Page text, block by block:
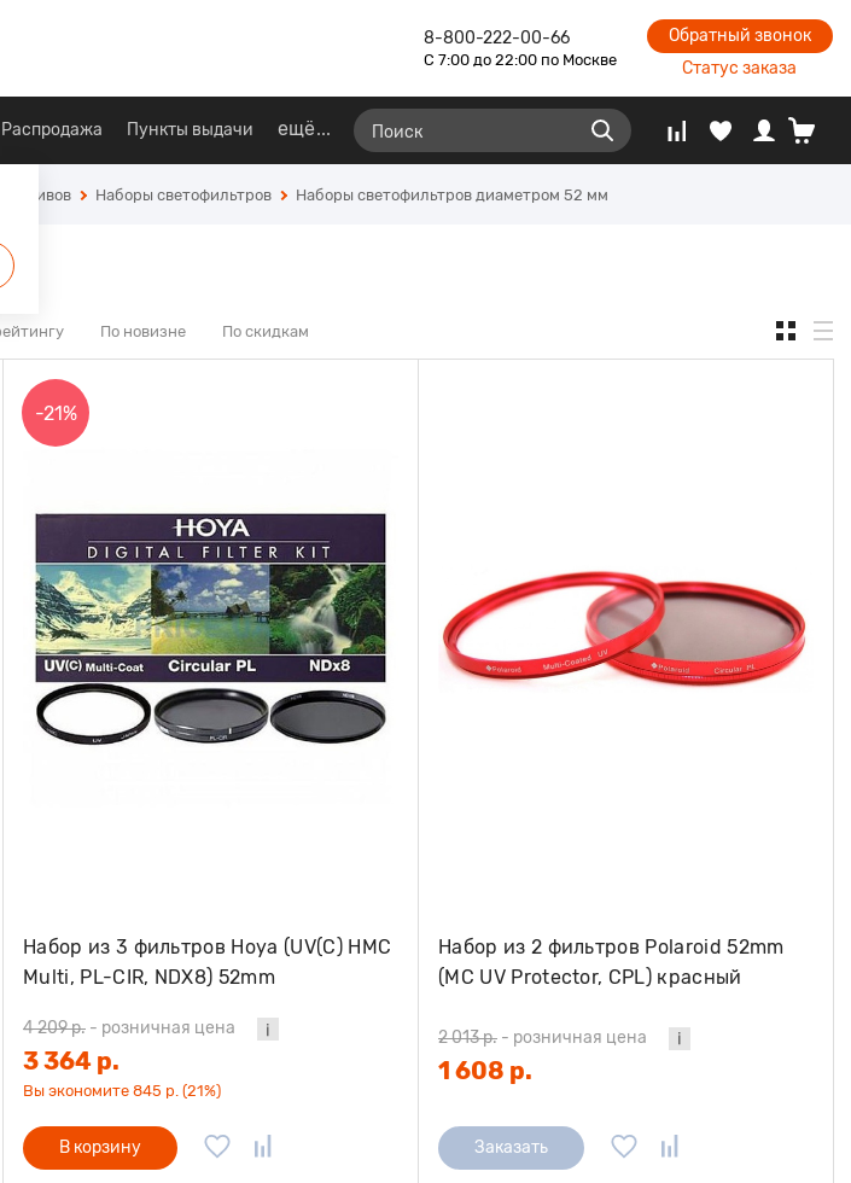
8-800-222-00-66
С 7:00 до 22:00 по Москве
Обратный звонок
Статус заказа
Распродажа Пункты выдачи ещё
Наборы светофильтров Наборы светофильтров диаметром 52 мм
По новизне По скидкам
-21%
Набор из 3 фильтров Hoya (UV(C) HMC
Multi, PL-CIR, NDX8) 52mm
4 209 р. - розничная цена
3 364 р.
Вы экономите 845 р. (21%)
В корзину
Набор из 2 фильтров Polaroid 52mm
(MC UV Protector, CPL) красный
2 013 р. - розничная цена
1 608 р.
Заказать